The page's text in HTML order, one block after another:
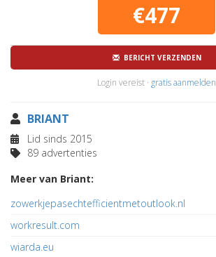
€477
BERICHT VERZENDEN
Login vereist · gratis aanmelden
BRIANT
Lid sinds 2015
89 advertenties
Meer van Briant:
zowerkjepasechtefficientmetoutlook.nl
workresult.com
wiarda.eu